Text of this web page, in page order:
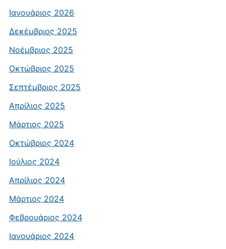
Ιανουάριος 2026
Δεκέμβριος 2025
Νοέμβριος 2025
Οκτώβριος 2025
Σεπτέμβριος 2025
Απρίλιος 2025
Μάρτιος 2025
Οκτώβριος 2024
Ιούλιος 2024
Απρίλιος 2024
Μάρτιος 2024
Φεβρουάριος 2024
Ιανουάριος 2024